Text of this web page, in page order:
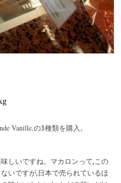
Vanille,の3種類を購入。
しいですね。マカロンって,この
いですが,日本で売られているほ